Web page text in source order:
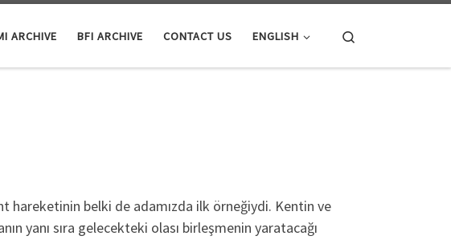
ARCHIVE BFI ARCHIVE CONTACT US ENGLISH
hareketinin belki de adamızda ilk örneğiydi. Kentin ve
yanı sıra gelecekteki olası birleşmenin yaratacağı